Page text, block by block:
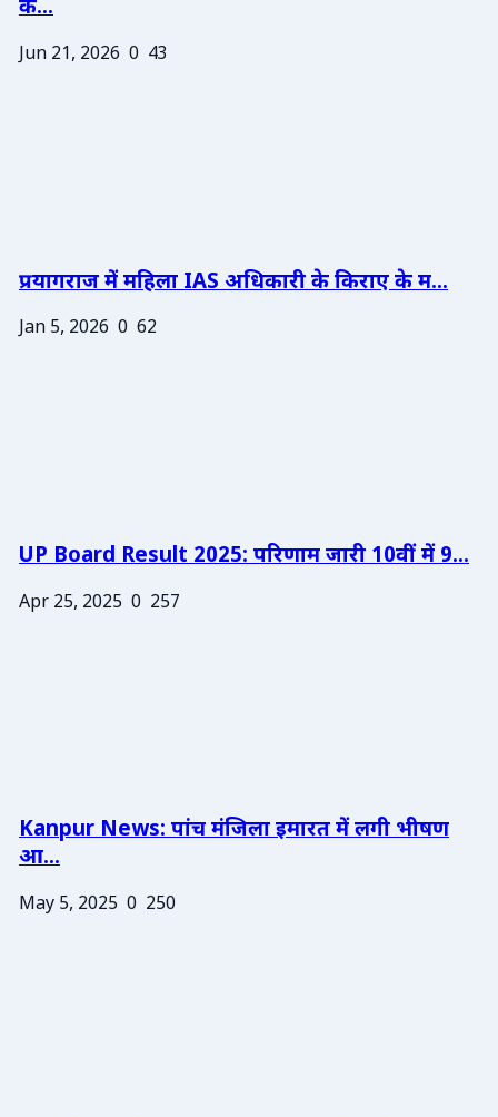
के...
Jun 21, 2026 0 43
प्रयागराज में महिला IAS अधिकारी के किराए के म...
Jan 5, 2026 0 62
UP Board Result 2025: परिणाम जारी 10वीं में 9...
Apr 25, 2025 0 257
Kanpur News: पांच मंजिला इमारत में लगी भीषण
आ...
May 5, 2025 0 250